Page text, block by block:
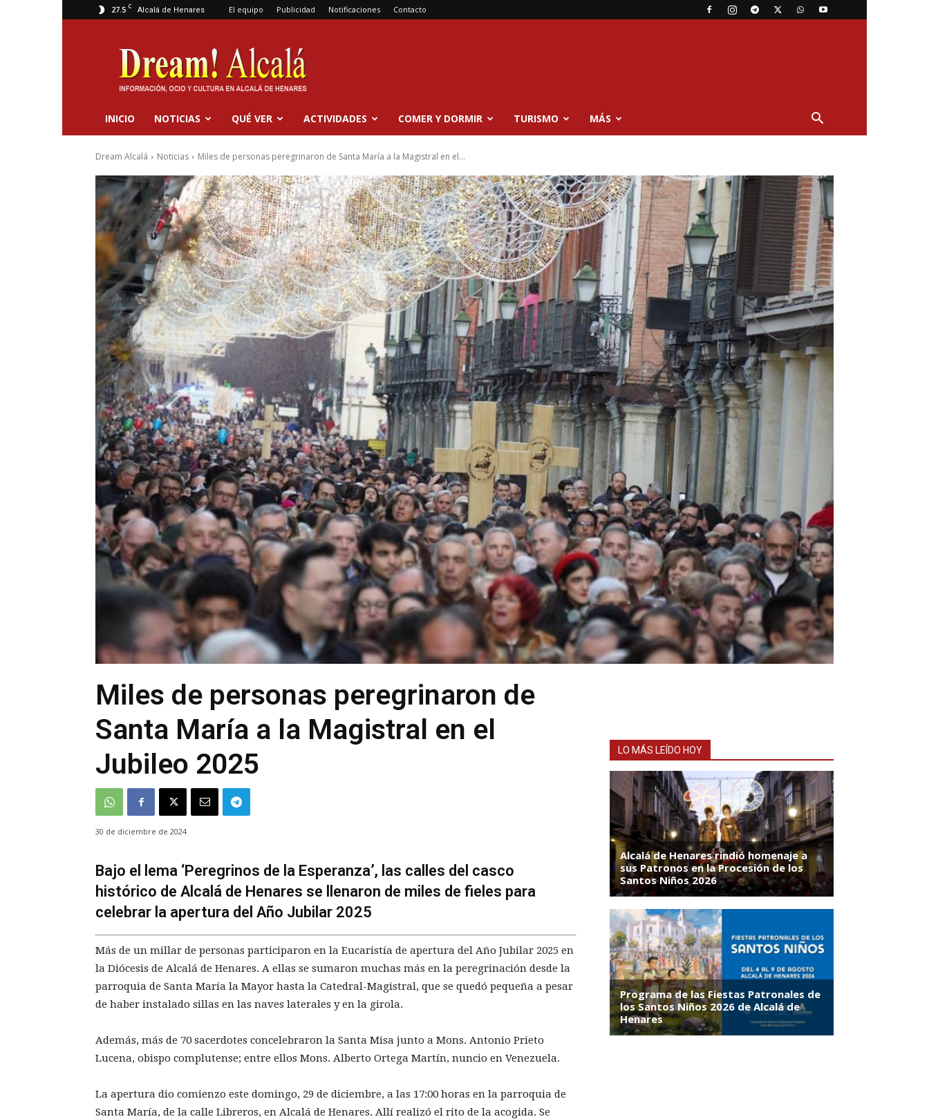
27.5 C Alcalá de Henares El equipo Publicidad Notificaciones Contacto
Dream
Alcalá
INICIO NOTICIAS QUÉ VER ACTIVIDADES COMER Y DORMIR TURISMO MÁS
Dream Alcalá Noticias Miles de personas peregrinaron de Santa María a la Magistral en el...
Miles de personas peregrinaron de
Santa María a la Magistral en el
Jubileo 2025
30 de diciembre de 2024
Bajo el lema ‘Peregrinos de la Esperanza’, las calles del casco
histórico de Alcalá de Henares se llenaron de miles de fieles para
celebrar la apertura del Año Jubilar 2025
Más de un millar de personas participaron en la Eucaristía de apertura del Año Jubilar 2025 en
la Diócesis de Alcalá de Henares. A ellas se sumaron muchas más en la peregrinación desde la
parroquia de Santa María la Mayor hasta la Catedral-Magistral, que se quedó pequeña a pesar
de haber instalado sillas en las naves laterales y en la girola.
Además, más de 70 sacerdotes concelebraron la Santa Misa junto a Mons. Antonio Prieto
Lucena, obispo complutense; entre ellos Mons. Alberto Ortega Martín, nuncio en Venezuela.
La apertura dio comienzo este domingo, 29 de diciembre, a las 17:00 horas en la parroquia de
Santa María, de la calle Libreros, en Alcalá de Henares. Allí realizó el rito de la acogida. Se
LO MÁS LEÍDO HOY